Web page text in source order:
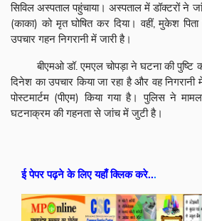
सिविल अस्पताल पहुंचाया। अस्पताल में डॉक्टरों ने
(काका) को मृत घोषित कर दिया। वहीं, मुकेश
उपचार गहन निगरानी में जारी है।
बीएमओ डॉ. एमएल चोपड़ा ने घटना की पुष्टि
दिनेश का उपचार किया जा रहा है और वह
पोस्टमार्टम (पीएम) किया गया है। पुलिस ने
घटनाक्रम की गहनता से जांच में जुटी है।
ई पेपर पढ़ने के लिए यहाँ क्लिक करे...